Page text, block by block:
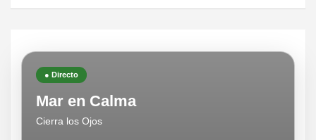
● Directo
Mar en Calma
Cierra los Ojos